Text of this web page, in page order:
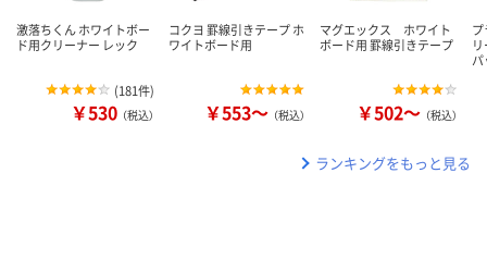
激落ちくん ホワイトボー
ド用クリーナー レック
(181件)
￥530 （税込）
コクヨ 罫線引きテープ ホ
ワイトボード用
￥553～ （税込）
マグエックス ホワイト
ボード用 罫線引きテープ
￥502～ （税込）
ランキングをもっと見る